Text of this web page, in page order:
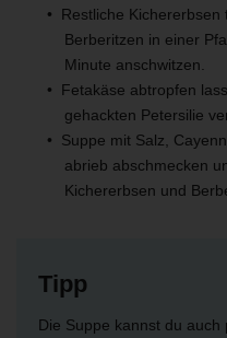
Restliche
Berberitzen in einer
Minute anschwitzen.
Fetakäse abtropfen
gehackten Petersilie
Suppe mit Salz,
abrieb abschmecken
Kichererbsen und
Tipp
Die Suppe kannst du